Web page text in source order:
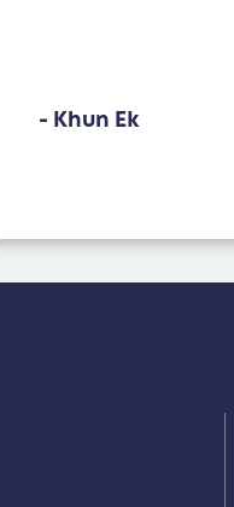
- Khun Ek